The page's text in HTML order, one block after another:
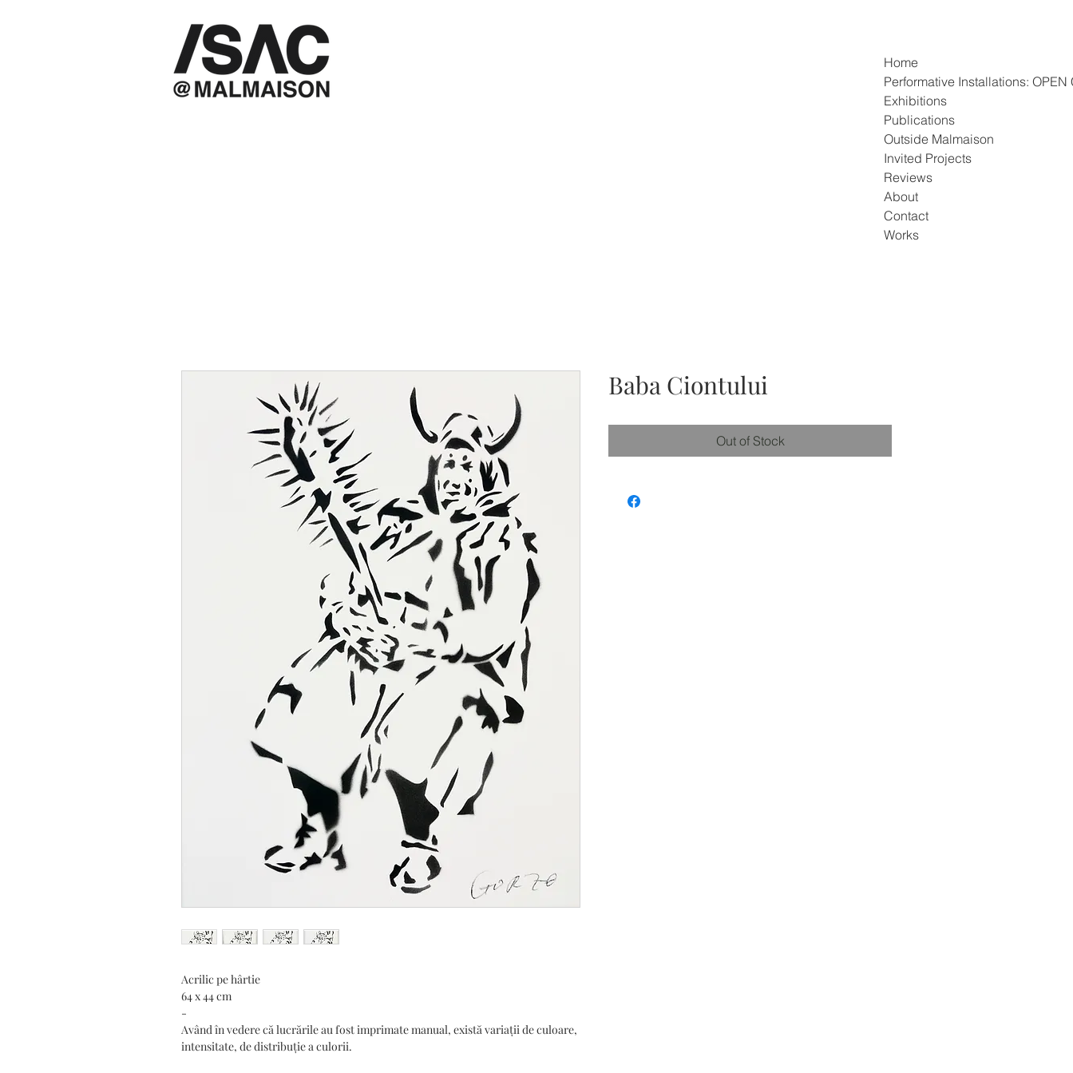
Home
Performative Installations: OPEN
Exhibitions
Publications
Outside Malmaison
Invited Projects
Reviews
About
Contact
Works
Acrilic pe hârtie
64 x 44 cm
-
Având în vedere că lucrările au fost imprimate manual, există variații de culoare,
intensitate, de distribuție a culorii.
Baba Ciontului
Out of Stock